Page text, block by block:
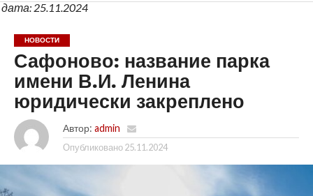
дата: 25.11.2024
НОВОСТИ
Сафоново: название парка
имени В.И. Ленина
юридически закреплено
Автор: admin
Опубликовано 25.11.2024